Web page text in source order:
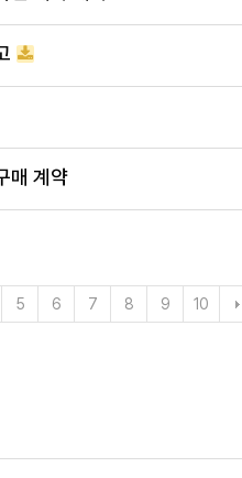
매 계약
5 6 7 8 9 10